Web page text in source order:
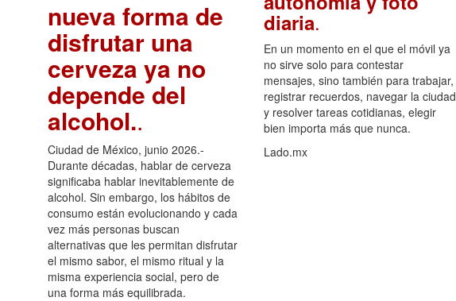
nueva forma de
disfrutar una
cerveza ya no
depende del
alcohol..
Ciudad de México, junio 2026.-
Durante décadas, hablar de cerveza
significaba hablar inevitablemente de
alcohol. Sin embargo, los hábitos de
consumo están evolucionando y cada
vez más personas buscan
alternativas que les permitan disfrutar
el mismo sabor, el mismo ritual y la
misma experiencia social, pero de
una forma más equilibrada.
diaria.
En un momento en el que el móvil ya
no sirve solo para contestar
mensajes, sino también para trabajar,
registrar recuerdos, navegar la ciudad
y resolver tareas cotidianas, elegir
bien importa más que nunca.
Lado.mx